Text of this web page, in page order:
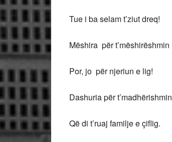
Tue i ba selam t’ziut dreq!
Mëshira për t’mëshirëshmin
Por, jo për njeriun e lig!
Dashuria për t’madhërishmin
Që di t’ruaj familje e çiflig.